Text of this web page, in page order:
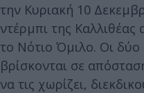
την Κυριακή 10
ντέρμπι της Καλλιθέας
το Νότιο Όμιλο. Οι δύο
βρίσκονται σε
να τις χωρίζει,